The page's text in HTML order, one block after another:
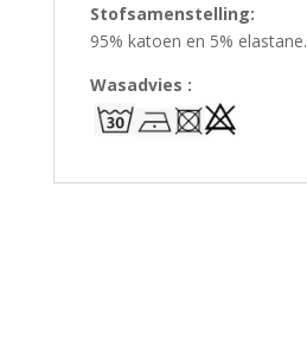
Stofsamenstelling:
95% katoen en 5% elastane.
Wasadvies :